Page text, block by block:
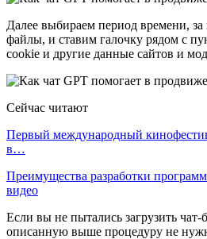
Далее выбираем период времени,
файлы, и ставим галочку рядом с
cookie и другие данные сайтов и
Сейчас читают
Первый международный
в…
Преимущества разработки
видео
Если вы не пытались загрузить чат-
описанную выше процедуру не